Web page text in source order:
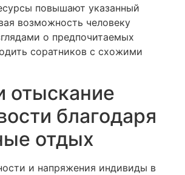
повышают указанный
возможность человеку
о предпочитаемых
соратников с схожими
отыскание
благодаря
отдых
и напряжения индивиды в